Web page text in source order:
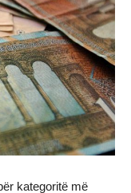
kategoritë më